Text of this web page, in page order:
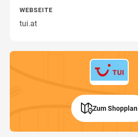
WEBSEITE
tui.at
Zum Shopplan